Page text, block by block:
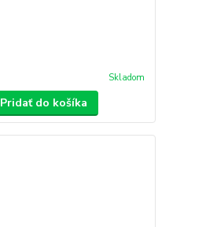
Skladom
Pridať do košíka